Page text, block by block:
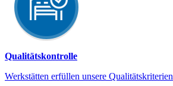
Qualitätskontrolle
Werkstätten erfüllen unsere Qualitätskriterien